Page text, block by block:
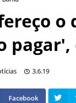
o
3.6.19
Facebook